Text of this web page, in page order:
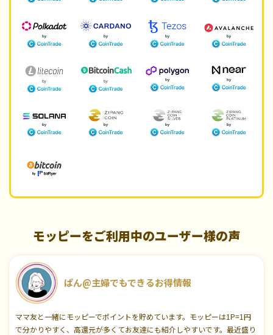
モッピーをご利用中のユーザー様の声
ぱん@主婦でもできるお得情報
ママ友と一緒にモッピーでポイントを貯めています。モッピーは1P=1円
で分かりやすく、高還元が多くてお友達にも紹介しやすいです。最近盛り